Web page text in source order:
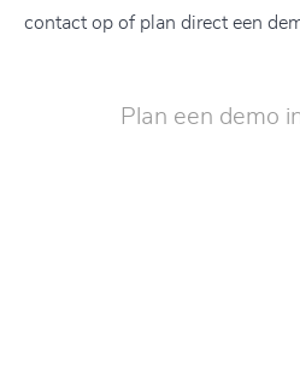
contact op of plan direct een
Plan een demo